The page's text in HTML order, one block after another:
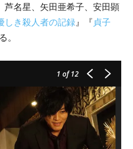
芦名星、矢田亜希子、安田顕
しき殺人者の記録』『 貞子
。
1 of 12